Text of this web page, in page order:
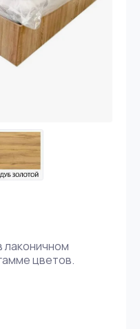
лаконичном
цветов.